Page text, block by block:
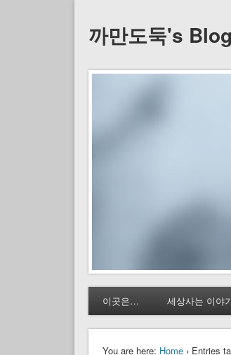
까만도둑's Blog
이곳은… 세상사는 이야
You are here: Home› Entries